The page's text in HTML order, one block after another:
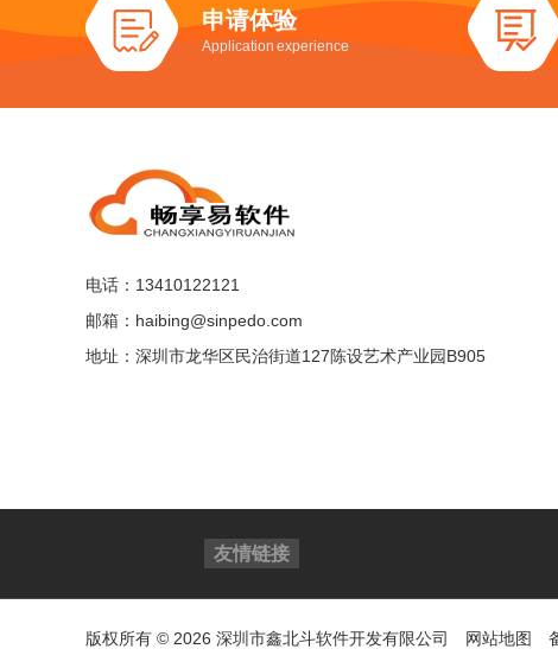
申请体验
Application experience
电话：13410122121
邮箱：haibing@sinpedo.com
地址：深圳市龙华区民治街道127陈设艺术产业园B905
友情链接
版权所有 © 2026 深圳市鑫北斗软件开发有限公司 网站地图